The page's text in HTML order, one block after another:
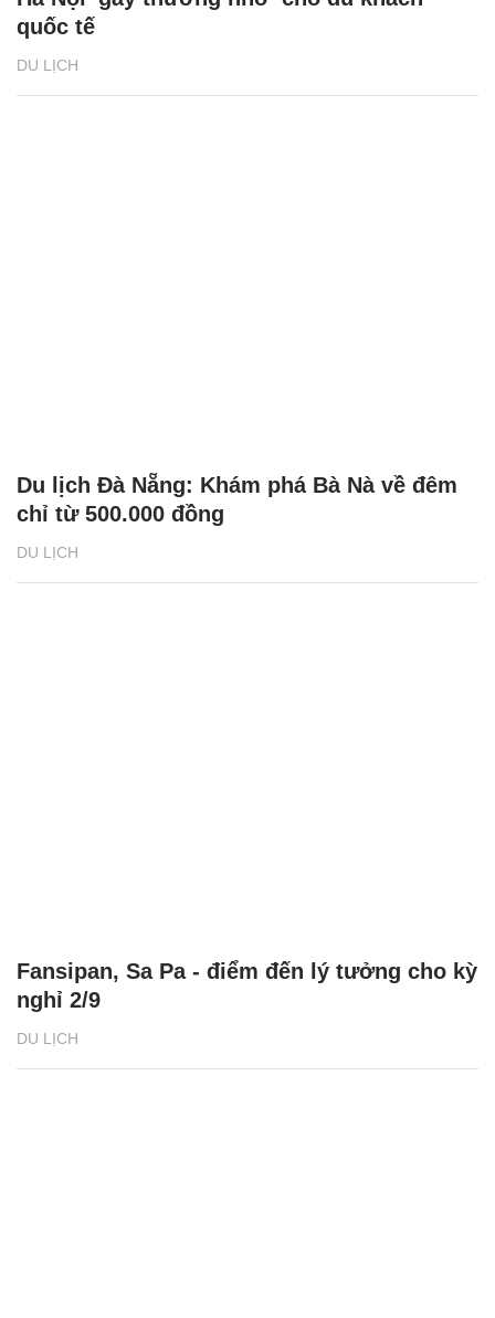
DU LỊCH
quốc tế
DU LỊCH
Du lịch Đà Nẵng: Khám phá Bà Nà về đêm
chỉ từ 500.000 đồng
DU LỊCH
Fansipan, Sa Pa - điểm đến lý tưởng cho kỳ
nghỉ 2/9